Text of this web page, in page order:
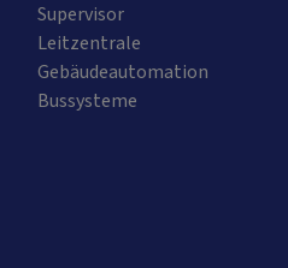
Supervisor
Leitzentrale
Gebäudeautomation
Bussysteme